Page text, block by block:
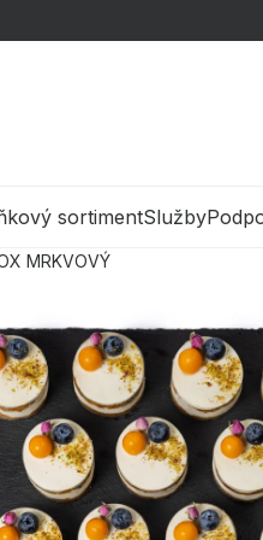
sortimentSlužby
MRKVOVÝ